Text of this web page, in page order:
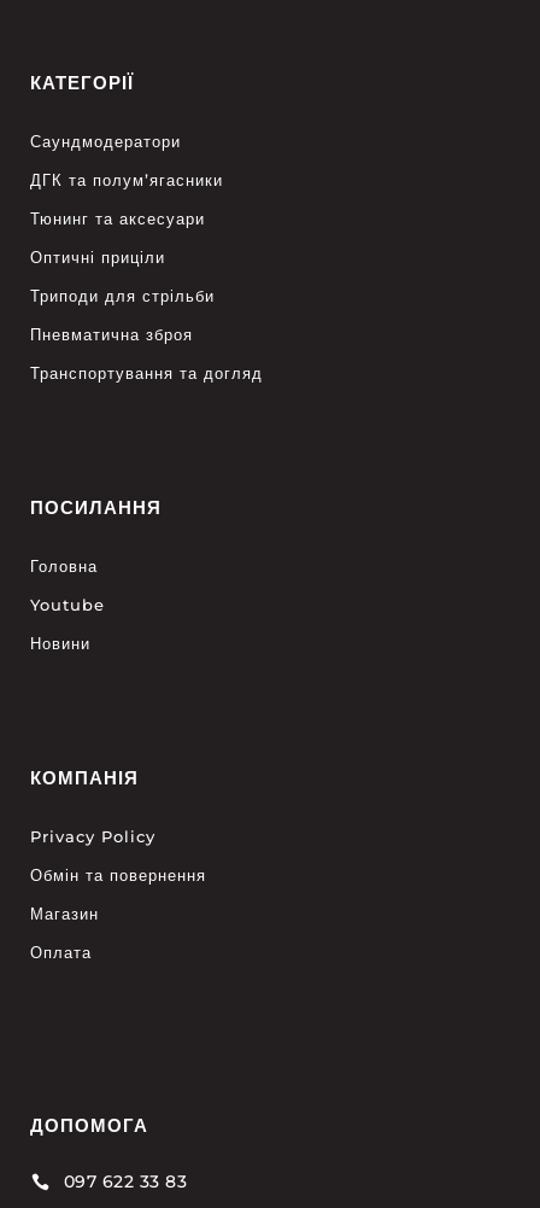
КАТЕГОРІЇ
Саундмодератори
ДГК та полум’ягасники
Тюнинг та аксесуари
Оптичні приціли
Триподи для стрільби
Пневматична зброя
Транспортування та догляд
ПОСИЛАННЯ
Головна
Youtube
Новини
КОМПАНІЯ
Privacy Policy
Обмін та повернення
Магазин
Оплата
ДОПОМОГА
 097 622 33 83